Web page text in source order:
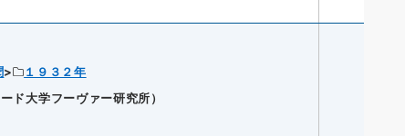
１９３２年
大学フーヴァー研究所）